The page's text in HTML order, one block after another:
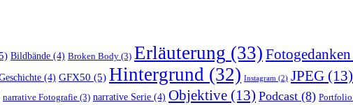
Bildbände (4) Broken Body (3) Erläuterung (33) Fotogedanken
(4) GFX50 (5) Hintergrund (32) Instagram (2) JPEG (13)
narrative Fotografie (3) narrative Serie (4) Objektive (13) Podcast (8) Portfolio